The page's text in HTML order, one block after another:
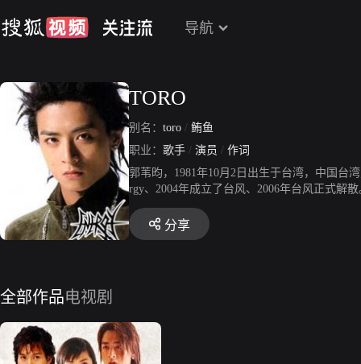
导航
TORO
别名： toro / 鲔鱼
职业： 歌手 / 演员 / 作词
郭苇昀，1981年10月2日出生于台湾，中国台
rgy、2004年成立了台风、2006年台风正式解
分享
全部作品电视剧